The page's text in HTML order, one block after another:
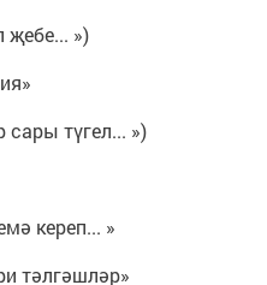
»)
түгел... »)
кереп... »
тәлгәшләр»